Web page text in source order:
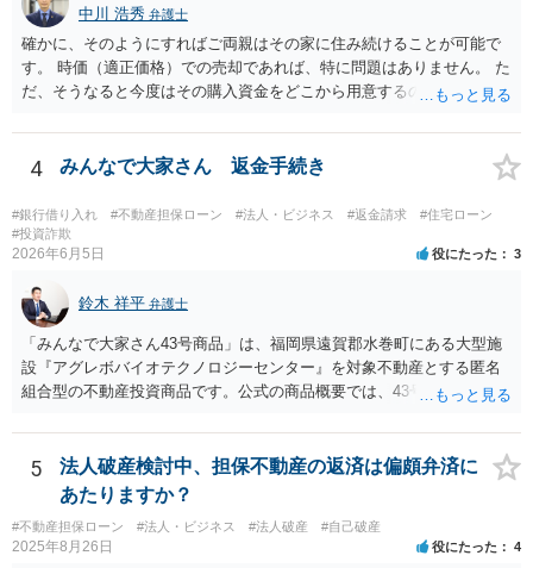
中川 浩秀 弁護士
確かに、そのようにすればご両親はその家に住み続けることが可能で
す。 時価（適正価格）での売却であれば、特に問題はありません。 た
だ、そうなると今度はその購入資金をどこから用意するのかという問
4 みんなで大家さん 返金手続き
#銀行借り入れ #不動産担保ローン #法人・ビジネス #返金請求
#住宅ローン
#投資詐欺
2026年6月5日 役にたった 3
鈴木 祥平 弁護士
「みんなで大家さん43号商品」は、福岡県遠賀郡水巻町にある大型施
設『アグレボバイオテクノロジーセンター』を対象不動産とする匿名
組合型の不動産投資商品です。公式の商品概要では、43号は想定利回
2025年7月31日、ただし対象不動産の売却が終わっていない場合は1年
を上限に延長することがあるとされています。 当初満了日が令和７年
７月３１日でしたが、令和７年6月に延長通知がなされて償還期限が令
和８年７月３１日になっております。その後、令和７年９月頃になる
と、分配金の支払いも停止しており、状況としては厳しい状況にある
と思われます。 また、内容証明郵便や解除のメールを送付されている
5
法人破産検討中、担保不動産の返済は偏頗弁済に
あたりますか？
#不動産担保ローン #法人・ビジネス #法人破産 #自己破産
2025年8月26日 役にたった 4